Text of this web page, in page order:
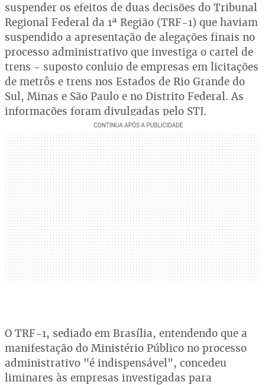
suspender os efeitos de duas decisões do Tribunal
Regional Federal da 1ª Região (TRF-1) que haviam
suspendido a apresentação de alegações finais no
processo administrativo que investiga o cartel de
trens - suposto conluio de empresas em licitações
de metrôs e trens nos Estados de Rio Grande do
Sul, Minas e São Paulo e no Distrito Federal. As
informações foram divulgadas pelo STJ.
O TRF-1, sediado em Brasília, entendendo que a
manifestação do Ministério Público no processo
administrativo "é indispensável", concedeu
liminares às empresas investigadas para